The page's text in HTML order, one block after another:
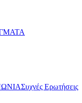
Συχνές Ερωτήσεις